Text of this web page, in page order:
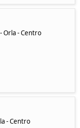
Orla - Centro
- Centro